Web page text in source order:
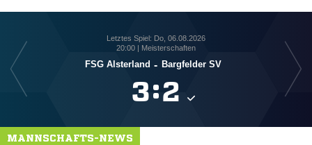
Letztes Spiel: Do, 06.08.2026
20:00 | Meisterschaften
FSG Alsterland - Bargfelder SV
:
MANNSCHAFTS-NEWS